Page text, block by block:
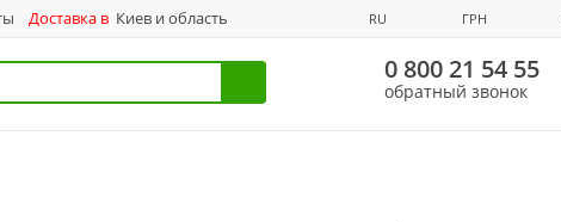
Доставка в Киев и область RU ГРН
0 800 21 54 55
обратный звонок